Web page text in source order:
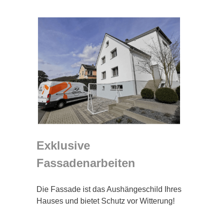
Exklusive
Fassadenarbeiten
Die Fassade ist das Aushängeschild Ihres
Hauses und bietet Schutz vor Witterung!